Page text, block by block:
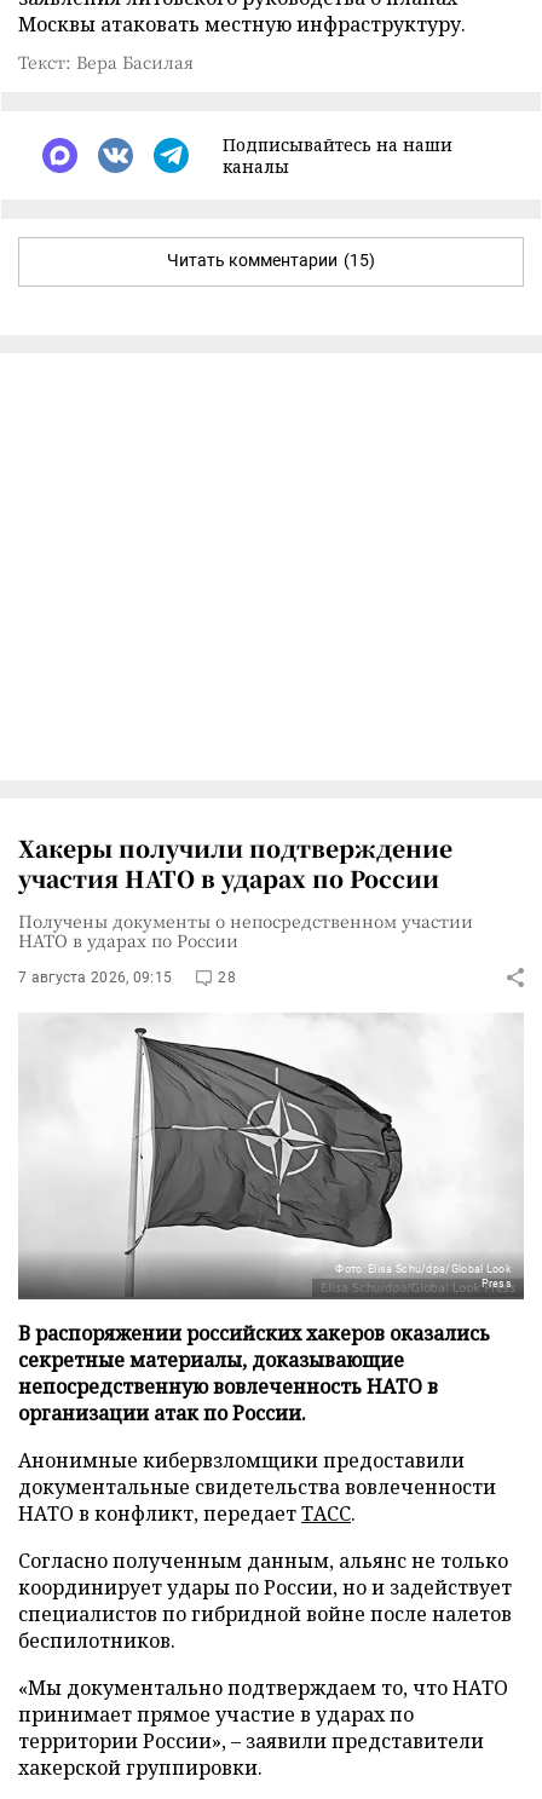
Москвы атаковать местную инфраструктуру.
Текст: Вера Басилая
Подписывайтесь на наши
каналы
Читать комментарии (15)
Хакеры получили подтверждение
участия НАТО в ударах по России
Получены документы о непосредственном участии
НАТО в ударах по России
7 августа 2026, 09:15 28
Фото: Elisa Schu/dpa/Global Look
Press
В распоряжении российских хакеров оказались
секретные материалы, доказывающие
непосредственную вовлеченность НАТО в
организации атак по России.
Анонимные кибервзломщики предоставили
документальные свидетельства вовлеченности
НАТО в конфликт, передаетТАСС.
Согласно полученным данным, альянс не только
координирует удары по России, но и задействует
специалистов по гибридной войне после налетов
беспилотников.
«Мы документально подтверждаем то, что НАТО
принимает прямое участие в ударах по
территории России», – заявили представители
хакерской группировки.